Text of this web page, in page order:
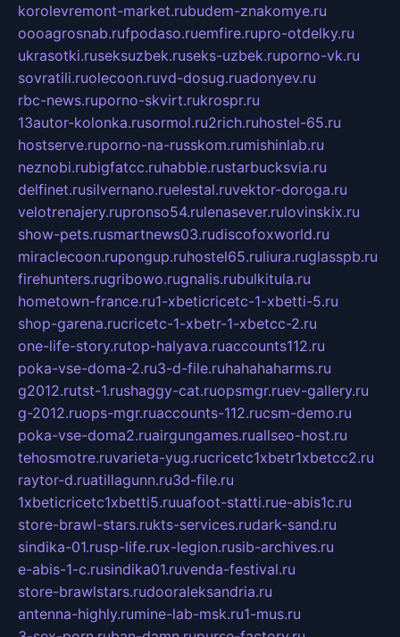
korolevremont-market.rubudem-znakomye.ru
oooagrosnab.rufpodaso.ruemfire.rupro-otdelky.ru
ukrasotki.ruseksuzbek.ruseks-uzbek.ruporno-vk.ru
sovratili.ruolecoon.ruvd-dosug.ruadonyev.ru
rbc-news.ruporno-skvirt.rukrospr.ru
13autor-kolonka.rusormol.ru2rich.ruhostel-65.ru
hostserve.ruporno-na-russkom.rumishinlab.ru
neznobi.rubigfatcc.ruhabble.rustarbucksvia.ru
delfinet.rusilvernano.ruelestal.ruvektor-doroga.ru
velotrenajery.rupronso54.rulenasever.rulovinskix.ru
show-pets.rusmartnews03.rudiscofoxworld.ru
miraclecoon.rupongup.ruhostel65.ruliura.ruglasspb.ru
firehunters.rugribowo.rugnalis.rubulkitula.ru
hometown-france.ru1-xbeticricetc-1-xbetti-5.ru
shop-garena.rucricetc-1-xbetr-1-xbetcc-2.ru
one-life-story.rutop-halyava.ruaccounts112.ru
poka-vse-doma-2.ru3-d-file.ruhahahaharms.ru
g2012.rutst-1.rushaggy-cat.ruopsmgr.ruev-gallery.ru
g-2012.ruops-mgr.ruaccounts-112.rucsm-demo.ru
poka-vse-doma2.ruairgungames.ruallseo-host.ru
tehosmotre.ruvarieta-yug.rucricetc1xbetr1xbetcc2.ru
raytor-d.ruatillagunn.ru3d-file.ru
1xbeticricetc1xbetti5.ruuafoot-statti.rue-abis1c.ru
store-brawl-stars.rukts-services.rudark-sand.ru
sindika-01.rusp-life.rux-legion.rusib-archives.ru
e-abis-1-c.rusindika01.ruvenda-festival.ru
store-brawlstars.rudooraleksandria.ru
antenna-highly.rumine-lab-msk.ru1-mus.ru